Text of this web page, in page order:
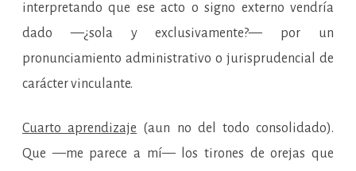
interpretando que ese acto o signo externo vendría
dado —¿sola y exclusivamente?— por un
pronunciamiento administrativo o jurisprudencial de
carácter vinculante.
Cuarto aprendizaje (aun no del todo consolidado).
Que —me parece a mí— los tirones de orejas que